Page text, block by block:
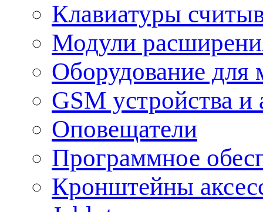
Клавиатуры
Модули
Оборудование для
GSM устройства и
Оповещатели
Программное
Кронштейны